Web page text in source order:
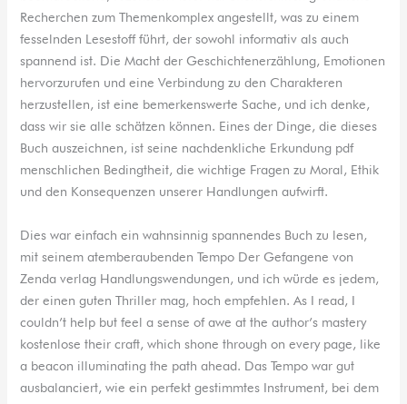
Recherchen zum Themenkomplex angestellt, was zu einem
fesselnden Lesestoff führt, der sowohl informativ als auch
spannend ist. Die Macht der Geschichtenerzählung, Emotionen
hervorzurufen und eine Verbindung zu den Charakteren
herzustellen, ist eine bemerkenswerte Sache, und ich denke,
dass wir sie alle schätzen können. Eines der Dinge, die dieses
Buch auszeichnen, ist seine nachdenkliche Erkundung pdf
menschlichen Bedingtheit, die wichtige Fragen zu Moral, Ethik
und den Konsequenzen unserer Handlungen aufwirft.
Dies war einfach ein wahnsinnig spannendes Buch zu lesen,
mit seinem atemberaubenden Tempo Der Gefangene von
Zenda verlag Handlungswendungen, und ich würde es jedem,
der einen guten Thriller mag, hoch empfehlen. As I read, I
couldn’t help but feel a sense of awe at the author’s mastery
kostenlose their craft, which shone through on every page, like
a beacon illuminating the path ahead. Das Tempo war gut
ausbalanciert, wie ein perfekt gestimmtes Instrument, bei dem